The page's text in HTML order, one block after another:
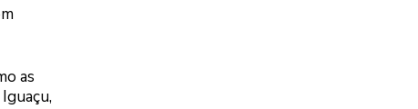
as